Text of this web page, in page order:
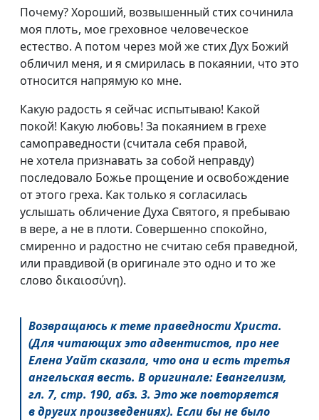
Почему? Хороший, возвышенный стих сочинила
моя плоть, мое греховное человеческое
естество. А потом через мой же стих Дух Божий
обличил меня, и я смирилась в покаянии, что это
относится напрямую ко мне.
Какую радость я сейчас испытываю! Какой
покой! Какую любовь! За покаянием в грехе
самоправедности (считала себя правой,
не хотела признавать за собой неправду)
последовало Божье прощение и освобождение
от этого греха. Как только я согласилась
услышать обличение Духа Святого, я пребываю
в вере, а не в плоти. Совершенно спокойно,
смиренно и радостно не считаю себя праведной,
или правдивой (в оригинале это одно и то же
слово δικαιοσύνη).
Возвращаюсь к теме праведности Христа.
(Для читающих это адвентистов, про нее
Елена Уайт сказала, что она и есть третья
ангельская весть. В оригинале: Евангелизм,
гл. 7, стр. 190, абз. 3. Это же повторяется
в других произведениях). Если бы не было